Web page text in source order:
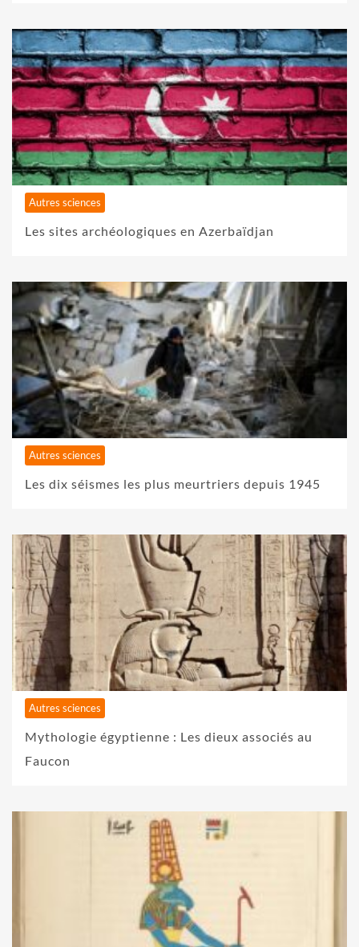
Autres sciences
Les sites archéologiques en Azerbaïdjan
Autres sciences
Les dix séismes les plus meurtriers depuis 1945
Autres sciences
Mythologie égyptienne : Les dieux associés au
Faucon